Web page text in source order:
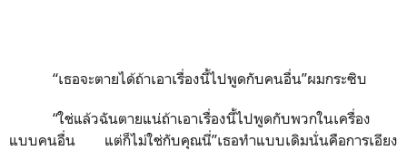
“เธอจะตายได้ถ้าเอาเรื่องนี้ไปพูดกับคนอื่น”ผมกระซิบ
“ใช่แล้วฉันตายแน่ถ้าเอาเรื่องนี้ไปพูดกับพวกในเครื่อง
แบบคนอื่น แต่ก็ไม่ใช่กับคุณนี่”เธอทำแบบเดิมนั่นคือการเอียง